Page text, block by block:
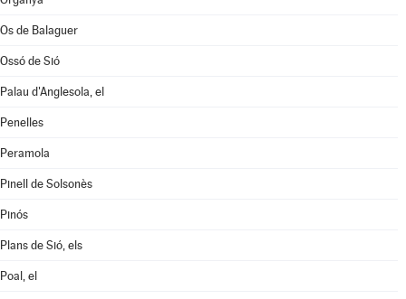
Os de Balaguer
Ossó de Sió
Palau d'Anglesola, el
Penelles
Peramola
Pinell de Solsonès
Pinós
Plans de Sió, els
Poal, el